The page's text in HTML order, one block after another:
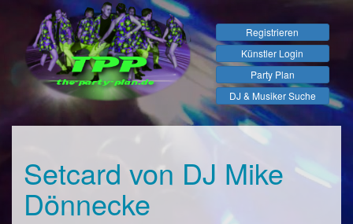
Registrieren
Künstler Login
Party Plan
DJ & Musiker Suche
Setcard von DJ Mike
Dönnecke